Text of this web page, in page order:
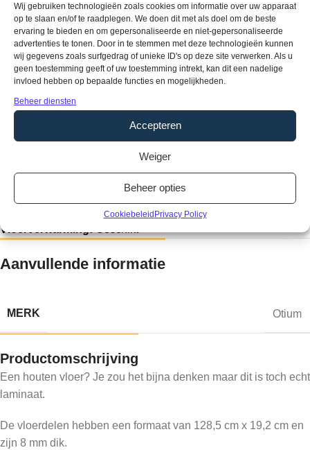
Wij gebruiken technologieën zoals cookies om informatie over uw apparaat
op te slaan en/of te raadplegen. We doen dit met als doel om de beste
ervaring te bieden en om gepersonaliseerde en niet-gepersonaliseerde
advertenties te tonen. Door in te stemmen met deze technologieën kunnen
wij gegevens zoals surfgedrag of unieke ID's op deze site verwerken. Als u
geen toestemming geeft of uw toestemming intrekt, kan dit een nadelige
invloed hebben op bepaalde functies en mogelijkheden.
Beheer diensten
Accepteren
Weiger
Beheer opties
CookiebeleidPrivacy Policy
Levering
binnen
48 uur
Ruime
assortiment
Specialisten
Kwaliteit
gegarandeerd
Producteigenschappen
Pakinhoud:2,49 m2
Breedte:2420 mm
20 jaar
Vloerverwarming:
Aanvullende informatie
MERK Otium
Productomschrijving
Een houten vloer? Je zou het bijna denken maar dit is toch echt
laminaat.
De vloerdelen hebben een formaat van 128,5 cm x 19,2 cm en
zijn 8 mm dik.